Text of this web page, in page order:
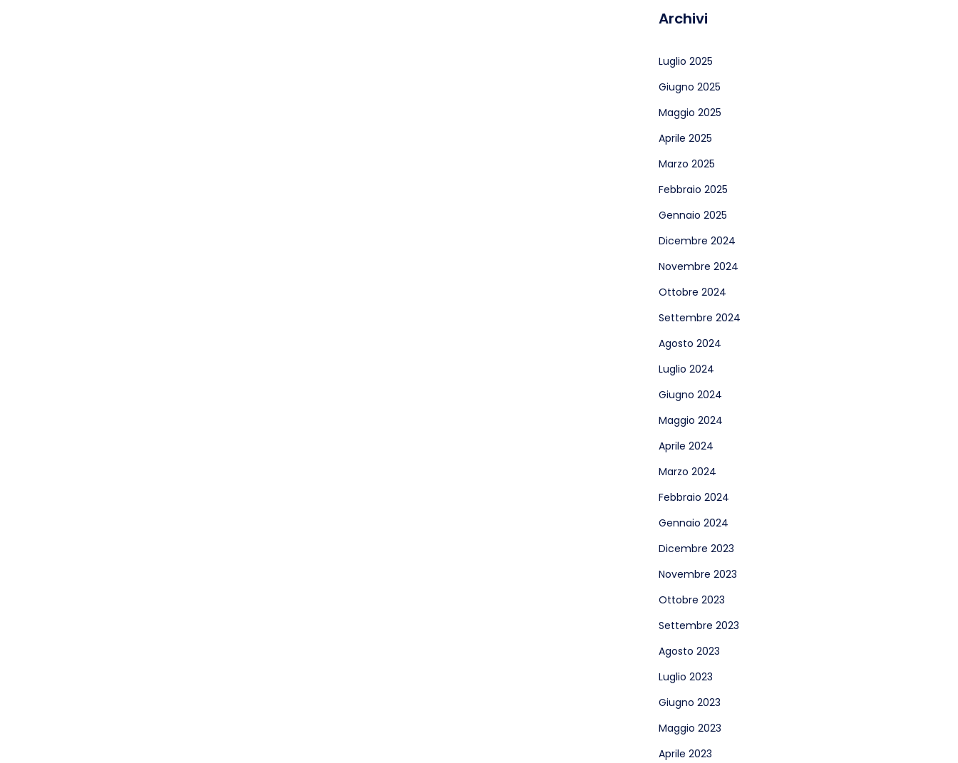
Archivi
Luglio 2025
Giugno 2025
Maggio 2025
Aprile 2025
Marzo 2025
Febbraio 2025
Gennaio 2025
Dicembre 2024
Novembre 2024
Ottobre 2024
Settembre 2024
Agosto 2024
Luglio 2024
Giugno 2024
Maggio 2024
Aprile 2024
Marzo 2024
Febbraio 2024
Gennaio 2024
Dicembre 2023
Novembre 2023
Ottobre 2023
Settembre 2023
Agosto 2023
Luglio 2023
Giugno 2023
Maggio 2023
Aprile 2023